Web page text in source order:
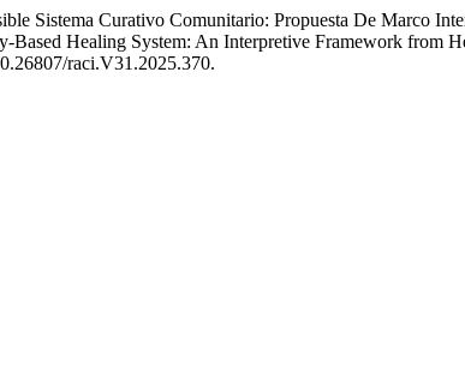
Sistema Curativo Comunitario: Propuesta De Marco
Healing System: An Interpretive Framework from
raci.V31.2025.370.